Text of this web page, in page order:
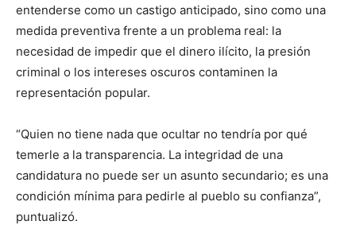
entenderse como un castigo anticipado, sino como una
medida preventiva frente a un problema real: la
necesidad de impedir que el dinero ilícito, la presión
criminal o los intereses oscuros contaminen la
representación popular.
“Quien no tiene nada que ocultar no tendría por qué
temerle a la transparencia. La integridad de una
candidatura no puede ser un asunto secundario; es una
condición mínima para pedirle al pueblo su confianza”,
puntualizó.